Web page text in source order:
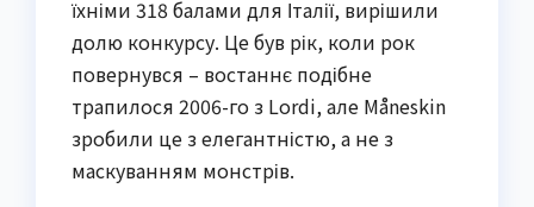
їхніми 318 балами для Італії, вирішили
долю конкурсу. Це був рік, коли рок
повернувся – востаннє подібне
трапилося 2006-го з Lordi, але Måneskin
зробили це з елегантністю, а не з
маскуванням монстрів.